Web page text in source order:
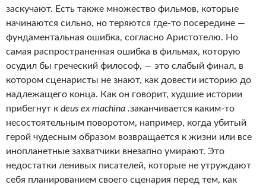
заскучают. Есть также множество фильмов, которые
начинаются сильно, но теряются где-то посередине —
фундаментальная ошибка, согласно Аристотелю. Но
самая распространенная ошибка в фильмах, которую
осудил бы греческий философ, — это слабый финал, в
котором сценаристы не знают, как довести историю до
надлежащего конца. Как он говорит, худшие истории
прибегнут к deus ex machina .заканчивается каким-то
несостоятельным поворотом, например, когда убитый
герой чудесным образом возвращается к жизни или все
инопланетные захватчики внезапно умирают. Это
недостатки ленивых писателей, которые не утруждают
себя планированием своего сценария перед тем, как